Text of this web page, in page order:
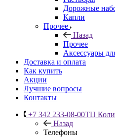
Дорожные
Капли
Прочее
Назад
Прочее
Аксессуары
Доставка и оплата
Как купить
Акции
Лучшие вопросы
Контакты
+7 342 233-08-00ТЦ
Назад
Телефоны